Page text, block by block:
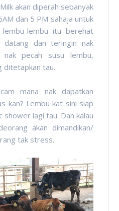
akan diperah sebanyak
dan 5 PM sahaja untuk
lembu itu berehat
dan teringin nak
pecah susu lembu,
ditetapkan tau.
mana nak dapatkan
kan? Lembu kat sini siap
shower lagi tau. Dan kalau
akan dimandikan/
tak stress.